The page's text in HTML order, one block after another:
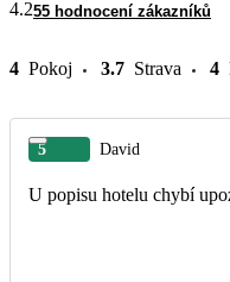
4.255 hodnocení zákazníků
4 Pokoj 3.7 Strava 4
5 David
U popisu hotelu chybí